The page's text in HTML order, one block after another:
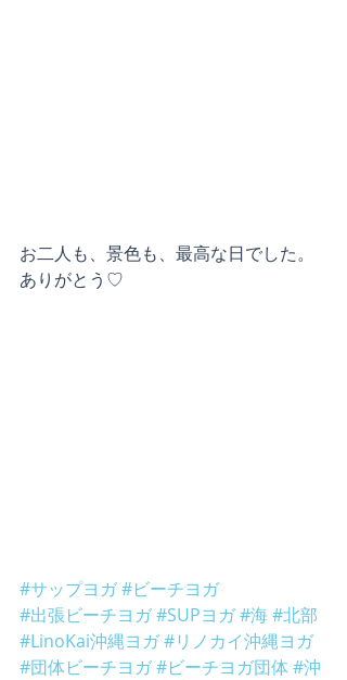
お二人も、景色も、最高な日でした。
ありがとう♡
#サップヨガ#ビーチヨガ
#出張ビーチヨガ#SUPヨガ#海#北部
#LinoKai沖縄ヨガ#リノカイ沖縄ヨガ
#団体ビーチヨガ#ビーチヨガ団体#沖